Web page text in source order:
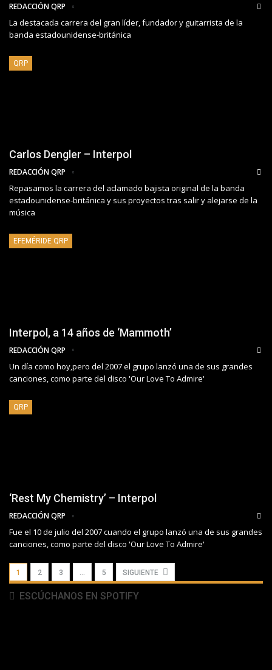
REDACCIÓN QRP
La destacada carrera del gran líder, fundador y guitarrista de la
banda estadounidense-británica
QRP
Carlos Dengler – Interpol
REDACCIÓN QRP
Repasamos la carrera del aclamado bajista original de la banda
estadounidense-británica y sus proyectos tras salir y alejarse de la
música
EFEMÉRIDE QRP
Interpol, a 14 años de ‘Mammoth’
REDACCIÓN QRP
Un día como hoy,pero del 2007 el grupo lanzó una de sus grandes
canciones, como parte del disco 'Our Love To Admire'
QRP
‘Rest My Chemistry’ – Interpol
REDACCIÓN QRP
Fue el 10 de julio del 2007 cuando el grupo lanzó una de sus grandes
canciones, como parte del disco 'Our Love To Admire'
1 2 3 … 5 SIGUIENTE
ESCÚCHANOS EN SPOTIFY